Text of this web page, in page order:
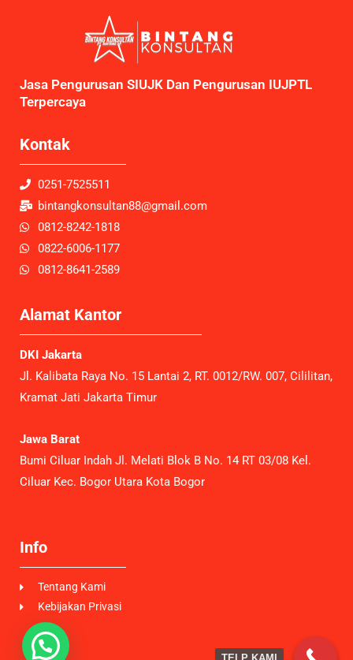
Jasa Pengurusan SIUJK Dan Pengurusan IUJPTL
Terpercaya
Kontak
0251-7525511
bintangkonsultan88@gmail.com
0812-8242-1818
0822-6006-1177
0812-8641-2589
Alamat Kantor
DKI Jakarta
Jl. Kalibata Raya No. 15 Lantai 2, RT. 0012/RW. 007, Cililitan,
Kramat Jati Jakarta Timur
Jawa Barat
Bumi Ciluar Indah Jl. Melati Blok B No. 14 RT 03/08 Kel.
Ciluar Kec. Bogor Utara Kota Bogor
Info
Tentang Kami
Kebijakan Privasi